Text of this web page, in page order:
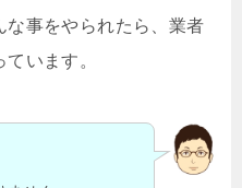
な事をやられたら、業者
います。